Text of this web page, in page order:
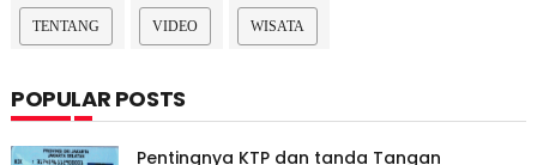
TENTANG VIDEO WISATA
POPULAR POSTS
Pentingnya KTP dan tanda Tangan